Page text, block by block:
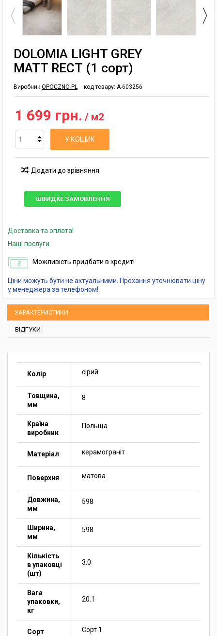
DOLOMIA LIGHT GREY
MATT RECT (1 сорт)
Виробник OPOCZNO PL код товару: A-603256
1 699 грн. / м2
У КОШИК
Додати до зрівняння
ШВИДКЕ ЗАМОВЛЕННЯ
Доставка та оплата!
Наші послуги
Можливість придбати в кредит!
Ціни можуть бути не актуальними. Прохання уточнювати ціну
у менеджера за телефоном!
ХАРАКТЕРИСТИКИ
ВІДГУКИ
Колір сірий
Товщина,
мм
8
Країна
виробник
Польща
Матеріал керамограніт
Поверхня матова
Довжина,
мм
598
Ширина,
мм
598
Кількість
в упаковці
(шт)
3.0
Вага
упаковки,
кг
20.1
Сорт Сорт 1